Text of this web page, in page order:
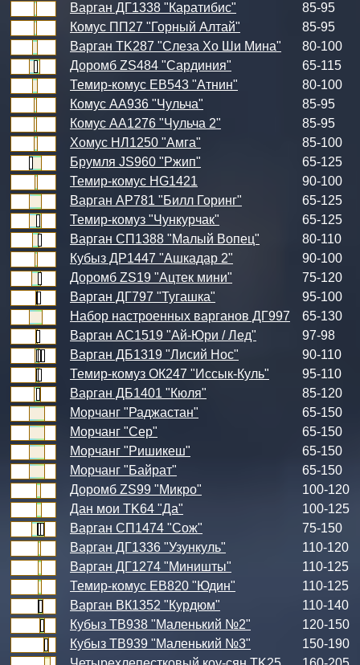
Варган ДГ1338 "Каратибис"
85-95
Комус ПП27 "Горный Алтай"
85-95
Варган TK287 "Слеза Хо Ши Мина"
80-100
Доромб ZS484 "Сардиния"
65-115
Темир-комус ЕВ543 "Атнин"
80-100
Комус АА936 "Чульча"
85-95
Комус АА1276 "Чульча 2"
85-95
Хомус НЛ1250 "Амга"
85-100
Брумля JS960 "Ржип"
65-125
Темир-комус HG1421
90-100
Варган АР781 "Билл Горинг"
65-125
Темир-комуз "Чункурчак"
65-125
Варган СП1388 "Малый Вопец"
80-110
Кубыз ДР1447 "Ашкадар 2"
90-100
Доромб ZS19 "Ацтек мини"
75-120
Варган ДГ797 "Тугашка"
95-100
Набор настроенных варганов ДГ997
65-130
Варган АС1519 "Ай-Юри / Лед"
97-98
Варган ДБ1319 "Лисий Нос"
90-110
Темир-комуз ОК247 "Иссык-Куль"
95-110
Варган ДБ1401 "Кюля"
85-120
Морчанг "Раджастан"
65-150
Морчанг "Сер"
65-150
Морчанг "Ришикеш"
65-150
Морчанг "Байрат"
65-150
Доромб ZS99 "Микро"
100-120
Дан мои TK64 "Да"
100-125
Варган СП1474 "Сож"
75-150
Варган ДГ1336 "Узункуль"
110-120
Варган ДГ1274 "Миништы"
110-125
Темир-комус ЕВ820 "Юдин"
110-125
Варган ВК1352 "Курдюм"
110-140
Кубыз ТВ938 "Маленький №2"
120-150
Кубыз ТВ939 "Маленький №3"
150-190